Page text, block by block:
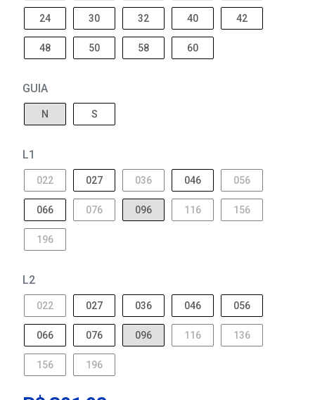
24 30 32 40 42
48 50 58 60
GUIA
N S
L1
022 027 036 046 056
066 076 096 116 156
196
L2
022 027 036 046 056
066 076 096 116 136
156 196